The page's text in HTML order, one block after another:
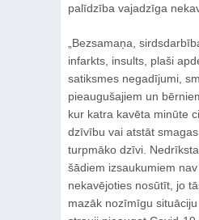
palīdzība vajadzīga
„Bezsamaņa,
infarkts, insults, plaši
satiksmes negadījumi,
pieaugušajiem un
kur katra kavēta minūte
dzīvību vai atstāt
turpmāko dzīvi.
šādiem izsaukumiem
nekavējoties nosūtīt, jo
mazāk nozīmīgu